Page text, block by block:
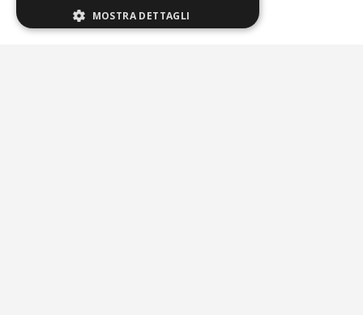
Riferimenti da controllare
MOSTRA DETTAGLI